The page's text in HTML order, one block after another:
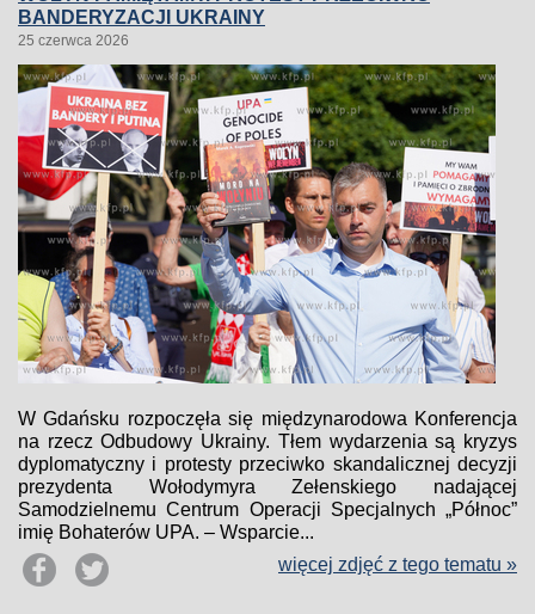
BANDERYZACJI UKRAINY
25 czerwca 2026
W Gdańsku rozpoczęła się międzynarodowa Konferencja
na rzecz Odbudowy Ukrainy. Tłem wydarzenia są kryzys
dyplomatyczny i protesty przeciwko skandalicznej decyzji
prezydenta Wołodymyra Zełenskiego nadającej
Samodzielnemu Centrum Operacji Specjalnych „Północ”
imię Bohaterów UPA. – Wsparcie...
więcej zdjęć z tego tematu »